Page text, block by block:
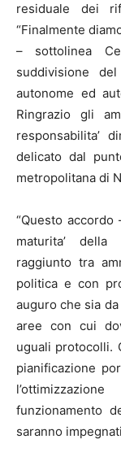
residuale dei
“Finalmente
– sottolinea
suddivisione
autonome ed
Ringrazio gli
responsabilita’
delicato dal
metropolitana di
“Questo
maturita’ della
raggiunto tra
politica e con
auguro che sia
aree con cui
uguali protocolli.
pianificazione
funzionamento
saranno